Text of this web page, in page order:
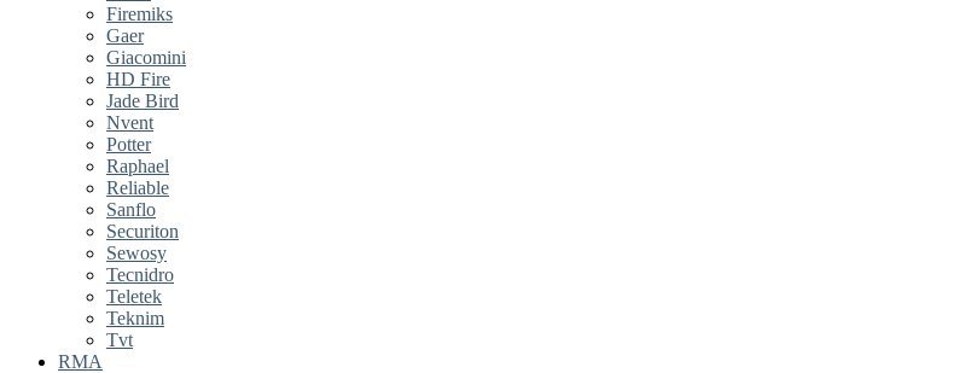
Firemiks
Gaer
Giacomini
HD Fire
Jade Bird
Nvent
Potter
Raphael
Reliable
Sanflo
Securiton
Sewosy
Tecnidro
Teletek
Teknim
Tvt
RMA